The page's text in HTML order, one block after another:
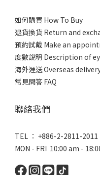
如何購買 How To Buy
退貨換貨 Return and
預約試戴 Make an
度數說明 Description of
海外運送 Overseas
常見問答 FAQ
聯絡我們
TEL ： +886-2-2811-2011
MON - FRI 10:00 am -